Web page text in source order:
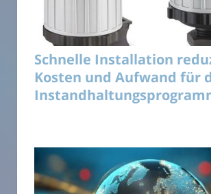
Schnelle Installation
Kosten und Aufwand für